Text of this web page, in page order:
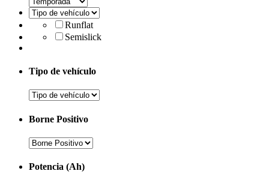
Runflat
Semislick
Tipo de vehículo
Borne Positivo
Potencia (Ah)